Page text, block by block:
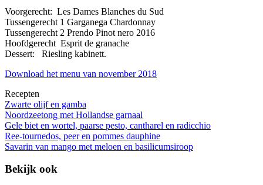
Voorgerecht: Les Dames Blanches du Sud
Tussengerecht 1 Garganega Chardonnay
Tussengerecht 2 Prendo Pinot nero 2016
Hoofdgerecht Esprit de granache
Dessert: Riesling kabinett.
Download het menu van november 2018
Recepten
Zwarte olijf en gamba
Noordzeetong met Hollandse garnaal
Gele biet en wortel, paarse pesto, cantharel en radicchio
Ree-tournedos, peer en pommes dauphine
Savarin van mango met meloen en basilicumsiroop
Bekijk ook